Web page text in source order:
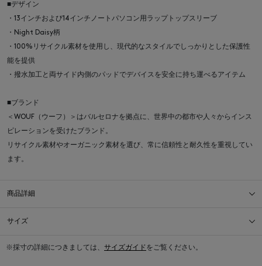
■デザイン
・13インチおよび14インチノートパソコン用ラップトップスリーブ
・Night Daisy柄
・100%リサイクル素材を使用し、現代的なスタイルでしっかりとした保護性
能を提供
・撥水加工と両サイド内側のパッドでデバイスを安全に持ち運べるアイテム
■ブランド
＜WOUF（ウーフ）＞はバルセロナを拠点に、世界中の都市や人々からインス
ピレーションを受けたブランド。
リサイクル素材やオーガニック素材を選び、常に信頼性と耐久性を重視してい
ます。
商品詳細
サイズ
※採寸の詳細につきましては、 サイズガイドをご覧ください。